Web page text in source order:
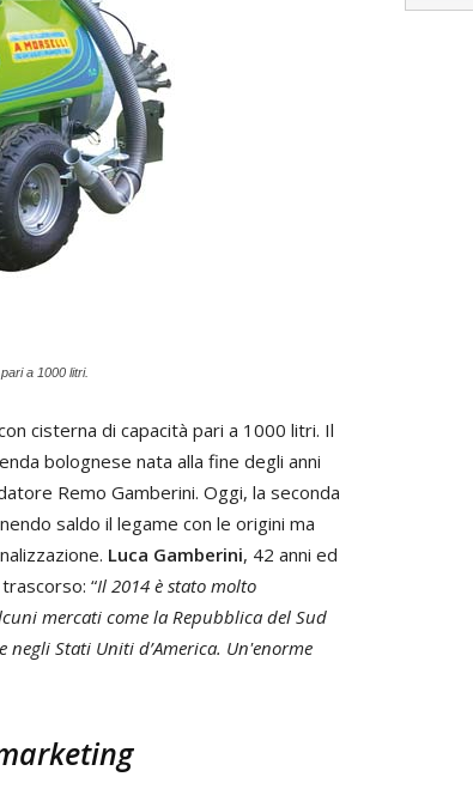
a 1000 litri.
cisterna di capacità pari a 1000 litri. Il
bolognese nata alla fine degli anni
Remo Gamberini. Oggi, la seconda
saldo il legame con le origini ma
Luca Gamberini, 42 anni ed
“Il 2014 è stato molto
mercati come la Repubblica del Sud
Stati Uniti d’America. Un'enorme